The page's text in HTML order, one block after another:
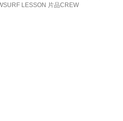
LESSON 片品CREW